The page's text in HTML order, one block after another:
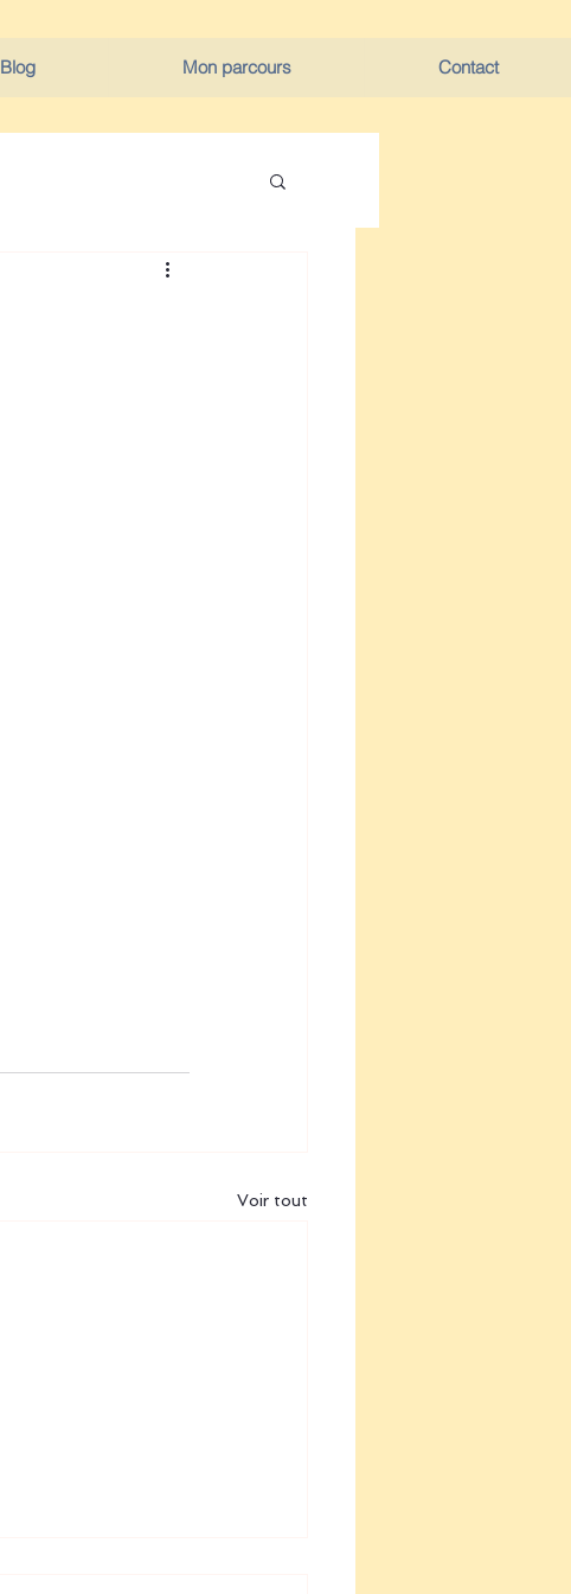
Blog Mon parcours Contact
Voir tout